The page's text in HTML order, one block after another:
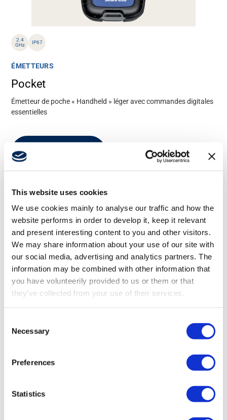
This website uses cookies
We use cookies mainly to analyse our traffic and how the
website performs in order to develop it, keep it relevant
and present interesting content to you and other visitors.
We may share information about your use of our site with
our social media, advertising and analytics partners. The
information may be combined with other information that
you have volunteerily provided to us or them or that
they’ve collected from your use of their services.
Selection
Necessary
Preferences
Statistics
2.4
GHz
IP67
ÉMETTEURS
Pocket
Émetteur de poche « Handheld » léger avec commandes digitales
essentielles
SCANRECO COMME PARTNER
Un processus simple
Étape 1 – Consultation